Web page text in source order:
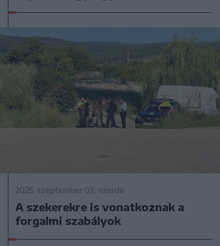
2025. szeptember 03., szerda
A szekerekre is vonatkoznak a
forgalmi szabályok